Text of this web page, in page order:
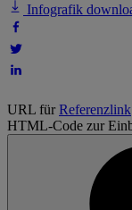
Infografik
URL fürReferenzlink
HTML-Code zur